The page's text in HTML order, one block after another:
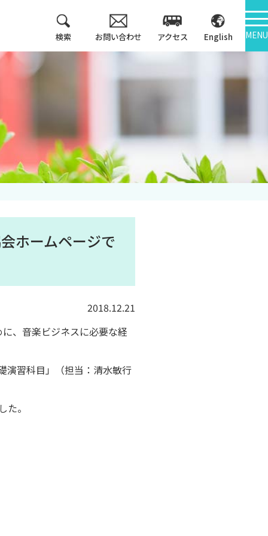
検索 お問い合わせ アクセス English MENU
教育方針
カリキュラム・マッ
プ等
キャンパス紹介
内部質保証
中期計画
ホームページで
2018.12.21
、 音楽ビジネスに必要な経
演習科目」（担当：清水敏行
。